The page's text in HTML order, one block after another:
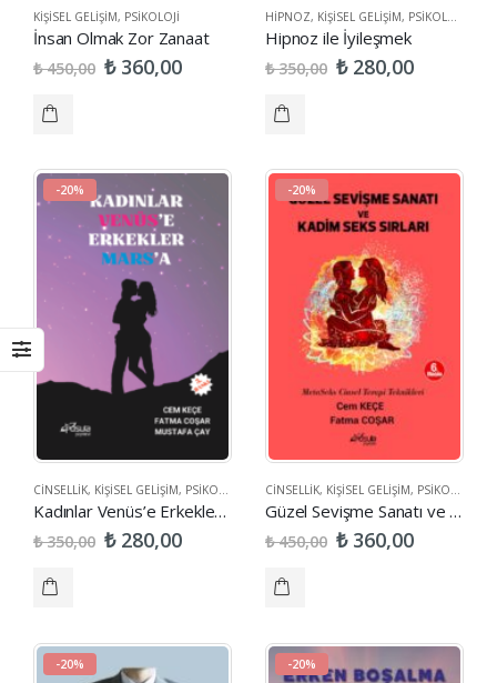
KIŞISEL GELIŞIM, PSIKOLOJI
İnsan Olmak Zor Zanaat
₺450,00 ₺360,00
HIPNOZ, KIŞISEL GELIŞIM, PSIKOLOJI
Hipnoz ile İyileşmek
₺350,00 ₺280,00
-20%
CINSELLIK, KIŞISEL GELIŞIM, PSIKOLOJI
Kadınlar Venüs’e Erkekler Mars’a
₺350,00 ₺280,00
-20%
CINSELLIK, KIŞISEL GELIŞIM, PSIKOLOJI
Güzel Sevişme Sanatı ve Kadim Seks Sırları
₺450,00 ₺360,00
-20% -20%